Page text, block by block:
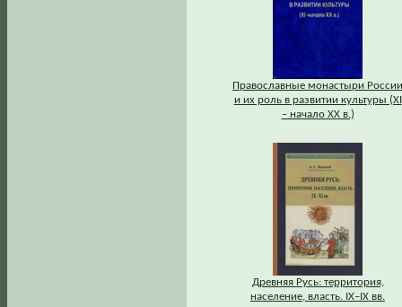
Православные монастыри России
и их роль в развитии культуры (XI
– начало XX в.)
Древняя Русь: территория,
население, власть. IХ–IХ вв.